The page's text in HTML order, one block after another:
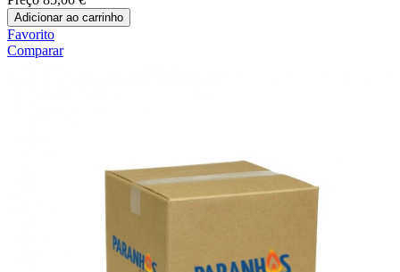
Adicionar ao carrinho
Favorito
Comparar